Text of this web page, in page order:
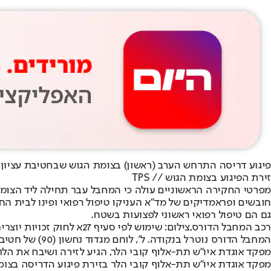
פיגוע דריסה התרחש הערב (ראשון) בצומת הגוש שבחטיבת עציון. מדוברות מד"א נמסר כי בשעה 20:09 התקבל דיווח במוקד 101 של מד"א במרחב
זירת הפיגוע בצומת הגוש // TPS
מפרטי החקירה הראשוניים עולה כי המחבל עבר תחילה ליד
גם הם טיפול רפואי ראשוני לפצועות בשטח.
רכב המחבל הדורס,צילום: שימוש לפי סעיף 27א לחוק זכויות יוצרים
המחבל הדורס נוטרל בנקודה. ל', לוחם מגדוד נחשון (90) של חטיבת כפיר הוא שחיסל את המחבל, והציל את חיי הפצועה לאחר ששם חוסם עורקים על פצעיה. על פי דיווח ראשוני, המחבל הוא תושב חברון, בן 30.
מפקד אוגדת איו"ש תת-אלוף קובי הלר, הגיע לזירה ושיבח את
מפקד אוגדת איו״ש תת-אלוף קובי הלר בזירת פיגוע הדריסה